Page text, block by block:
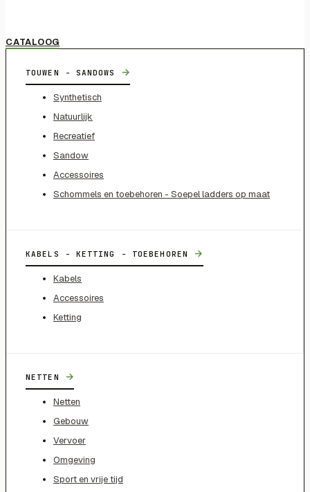
CATALOOG
TOUWEN - SANDOWS →
Synthetisch
Natuurlijk
Recreatief
Sandow
Accessoires
Schommels en toebehoren - Soepel ladders op maat
KABELS - KETTING - TOEBEHOREN →
Kabels
Accessoires
Ketting
NETTEN →
Netten
Gebouw
Vervoer
Omgeving
Sport en vrije tijd